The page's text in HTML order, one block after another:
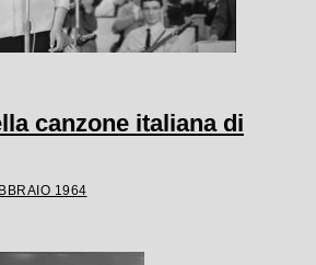
canzone italiana di
1964